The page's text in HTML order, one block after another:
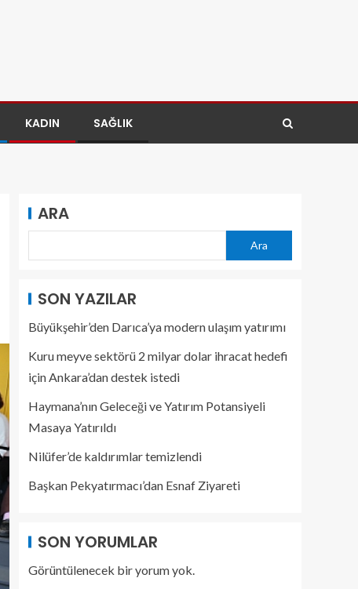
KADIN SAĞLIK
ARA
Ara
SON YAZILAR
Büyükşehir’den Darıca’ya modern ulaşım yatırımı
Kuru meyve sektörü 2 milyar dolar ihracat hedefi
için Ankara’dan destek istedi
Haymana’nın Geleceği ve Yatırım Potansiyeli
Masaya Yatırıldı
Nilüfer’de kaldırımlar temizlendi
Başkan Pekyatırmacı’dan Esnaf Ziyareti
SON YORUMLAR
Görüntülenecek bir yorum yok.